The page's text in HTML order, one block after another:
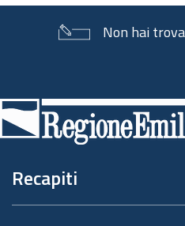
Non hai
di
pagina
Recapiti